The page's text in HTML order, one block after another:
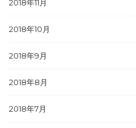
2018年11月
2018年10月
2018年9月
2018年8月
2018年7月